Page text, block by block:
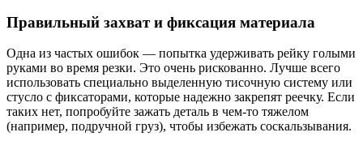
Правильный захват и фиксация материала
Одна из частых ошибок — попытка удерживать рейку голыми
руками во время резки. Это очень рискованно. Лучше всего
использовать специально выделенную тисочную систему или
стусло с фиксаторами, которые надежно закрепят реечку. Если
таких нет, попробуйте зажать деталь в чем-то тяжелом
(например, подручной груз), чтобы избежать соскальзывания.